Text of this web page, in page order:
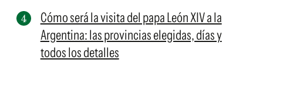
Cómo será la visita del papa León XIV a la
Argentina: las provincias elegidas, días y
todos los detalles